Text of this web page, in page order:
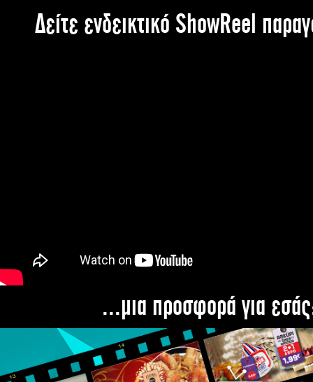
Δείτε ενδεικτικό ShowReel
...μια προσφορά για